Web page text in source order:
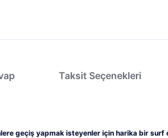
Taksit Seçenekleri
geçiş yapmak isteyenler için harika bir